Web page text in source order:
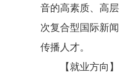
音的高素质、高层
次复合型国际新闻
传播人才。
【就业方向】